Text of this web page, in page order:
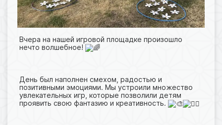
Вчера на нашей игровой площадке произошло
нечто волшебное!
День был наполнен смехом, радостью и
позитивными эмоциями. Мы устроили множество
увлекательных игр, которые позволили детям
проявить свою фантазию и креативность.